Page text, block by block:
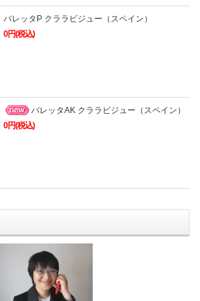
バレッタP クララビジュー（スペイン）
0円(税込)
バレッタAK クララビジュー（スペイン）
0円(税込)